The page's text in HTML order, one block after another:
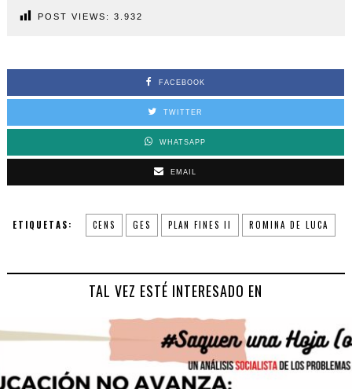
POST VIEWS: 3.932
FACEBOOK
TWITTER
WHATSAPP
EMAIL
ETIQUETAS: CENS GES PLAN FINES II ROMINA DE LUCA
TAL VEZ ESTÉ INTERESADO EN